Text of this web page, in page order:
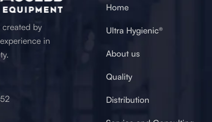
created by
in
Home
Ultra Hygienic®
About us
Quality
Distribution